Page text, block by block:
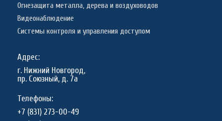
Огнезащита металла, дерева и воздуховодов
Видеонаблюдение
Системы контроля и управления доступом
Адрес:
г. Нижний Новгород,
пр. Союзный, д. 7а
Телефоны:
+7 (831) 273-00-49